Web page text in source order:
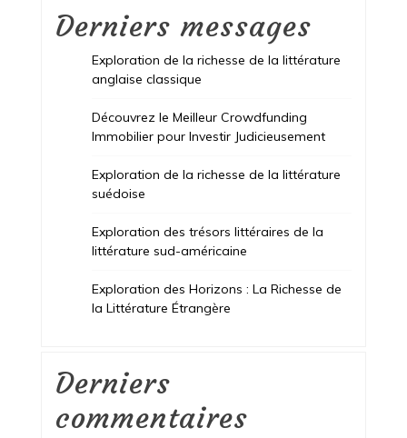
Derniers messages
Exploration de la richesse de la littérature
anglaise classique
Découvrez le Meilleur Crowdfunding
Immobilier pour Investir Judicieusement
Exploration de la richesse de la littérature
suédoise
Exploration des trésors littéraires de la
littérature sud-américaine
Exploration des Horizons : La Richesse de
la Littérature Étrangère
Derniers
commentaires